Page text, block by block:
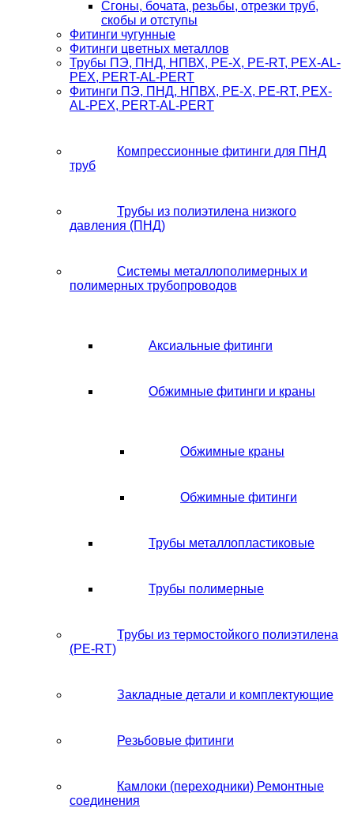
Сгоны, бочата, резьбы, отрезки труб,
скобы и отступы
Фитинги чугунные
Фитинги цветных металлов
Трубы ПЭ, ПНД, НПВХ, PE-X, PE-RT, PEX-AL-
PEX, PERT-AL-PERT
Фитинги ПЭ, ПНД, НПВХ, PE-X, PE-RT, PEX-
AL-PEX, PERT-AL-PERT
Компрессионные фитинги для ПНД
труб
Трубы из полиэтилена низкого
давления (ПНД)
Системы металлополимерных и
полимерных трубопроводов
Аксиальные фитинги
Обжимные фитинги и краны
Обжимные краны
Обжимные фитинги
Трубы металлопластиковые
Трубы полимерные
Трубы из термостойкого полиэтилена
(PE-RT)
Закладные детали и комплектующие
Резьбовые фитинги
Камлоки (переходники) Ремонтные
соединения